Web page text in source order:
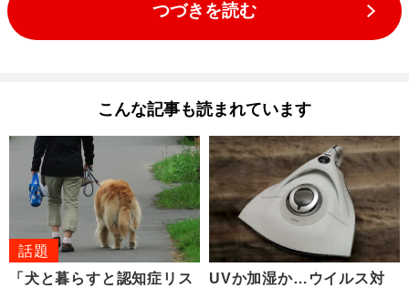
つづきを読む
こんな記事も読まれています
話題
「犬と暮らすと認知症リス
UVか加湿か…ウイルス対